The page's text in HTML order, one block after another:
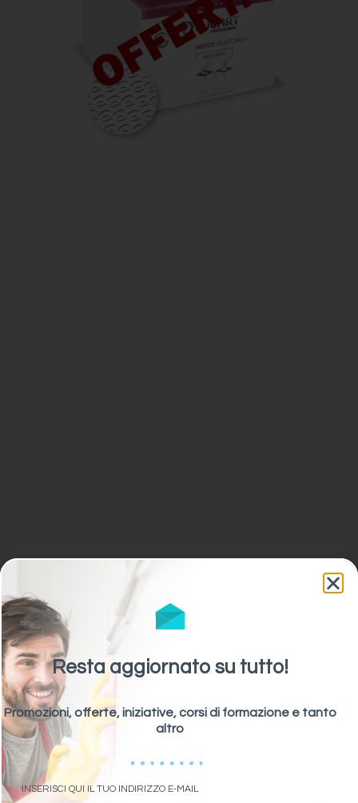
AirTech Select Lucart Professional
Panni Multiuso
Resta aggiornato su tutto!
Promozioni, offerte, iniziative, corsi di formazione e tanto
altro
INSERISCI QUI IL TUO INDIRIZZO E-MAIL